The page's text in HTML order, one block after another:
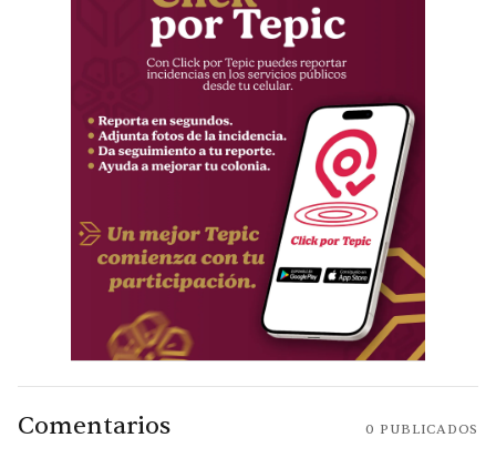
Comentarios 0 PUBLICADOS